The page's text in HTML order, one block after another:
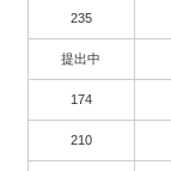
235
提出中
174
210